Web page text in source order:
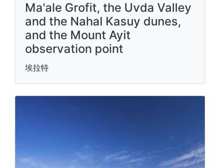
Ma'ale Grofit, the Uvda Valley
and the Nahal Kasuy dunes,
and the Mount Ayit
observation point
埃拉特